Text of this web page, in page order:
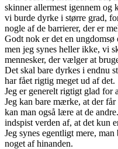
skinner allermest igennem og
vi burde dyrke i større grad,
nogle af de barrierer, der er
Godt nok er det en
men jeg synes heller ikke, vi
mennesker, der vælger at
Det skal bare dyrkes i endnu
har fået rigtig meget ud af det.
Jeg er generelt rigtigt glad for
Jeg kan bare mærke, at der
kan man også lære at de
indspist verden af, at det kun
Jeg synes egentligt mere,
noget af hinanden.